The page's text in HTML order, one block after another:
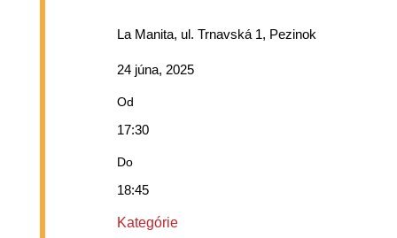
La Manita, ul. Trnavská 1, Pezinok
24 júna, 2025
Od
17:30
Do
18:45
Kategórie